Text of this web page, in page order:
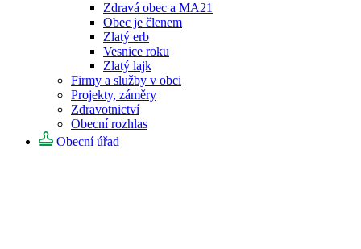
Zdravá obec a MA21
Obec je členem
Zlatý erb
Vesnice roku
Zlatý lajk
Firmy a služby v obci
Projekty, záměry
Zdravotnictví
Obecní rozhlas
Obecní úřad